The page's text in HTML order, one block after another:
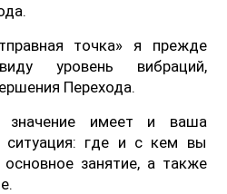
точка» я прежде
уровень вибраций,
Перехода.
имеет и ваша
ситуация: где и с кем вы
занятие, а также